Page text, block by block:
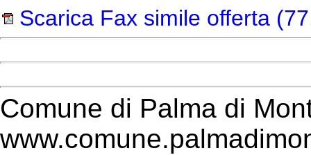
Scarica Fax simile offerta
Comune di Palma di